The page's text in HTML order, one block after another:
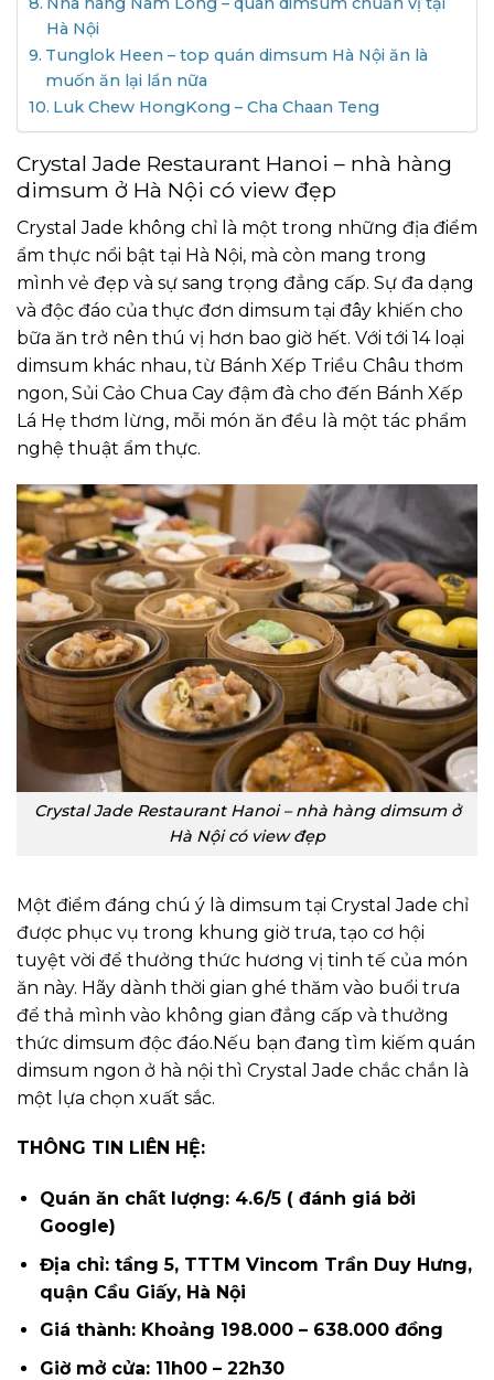
Hà Nội
Tunglok Heen – top quán dimsum Hà Nội ăn là
muốn ăn lại lần nữa
Luk Chew HongKong – Cha Chaan Teng
Crystal Jade Restaurant Hanoi – nhà hàng
dimsum ở Hà Nội có view đẹp
Crystal Jade không chỉ là một trong những địa điểm
ẩm thực nổi bật tại Hà Nội, mà còn mang trong
mình vẻ đẹp và sự sang trọng đẳng cấp. Sự đa dạng
và độc đáo của thực đơn dimsum tại đây khiến cho
bữa ăn trở nên thú vị hơn bao giờ hết. Với tới 14 loại
dimsum khác nhau, từ Bánh Xếp Triều Châu thơm
ngon, Sủi Cảo Chua Cay đậm đà cho đến Bánh Xếp
Lá Hẹ thơm lừng, mỗi món ăn đều là một tác phẩm
nghệ thuật ẩm thực.
Crystal Jade Restaurant Hanoi – nhà hàng dimsum ở
Hà Nội có view đẹp
Một điểm đáng chú ý là dimsum tại Crystal Jade chỉ
được phục vụ trong khung giờ trưa, tạo cơ hội
tuyệt vời để thưởng thức hương vị tinh tế của món
ăn này. Hãy dành thời gian ghé thăm vào buổi trưa
để thả mình vào không gian đẳng cấp và thưởng
thức dimsum độc đáo.Nếu bạn đang tìm kiếm quán
dimsum ngon ở hà nội thì Crystal Jade chắc chắn là
một lựa chọn xuất sắc.
THÔNG TIN LIÊN HỆ:
Quán ăn chất lượng: 4.6/5 ( đánh giá bởi
Google)
Địa chỉ: tầng 5, TTTM Vincom Trần Duy Hưng,
quận Cầu Giấy, Hà Nội
Giá thành: Khoảng 198.000 – 638.000 đồng
Giờ mở cửa: 11h00 – 22h30